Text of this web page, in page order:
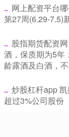
网上配资平台
第27周(6.29-7.5)
股指期货配资
酒，保质期为5年
龄露酒及白酒，
炒股杠杆app
超过3%公司股份